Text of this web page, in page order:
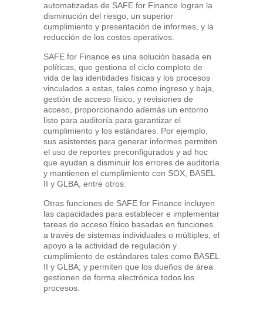
automatizadas de SAFE for Finance logran la
disminución del riesgo, un superior
cumplimiento y presentación de informes, y la
reducción de los costos operativos.
SAFE for Finance es una solución basada en
políticas, que gestiona el ciclo completo de
vida de las identidades físicas y los procesos
vinculados a estas, tales como ingreso y baja,
gestión de acceso físico, y revisiones de
acceso, proporcionando además un entorno
listo para auditoría para garantizar el
cumplimiento y los estándares. Por ejemplo,
sus asistentes para generar informes permiten
el uso de reportes preconfigurados y ad hoc
que ayudan a disminuir los errores de auditoría
y mantienen el cumplimiento con SOX, BASEL
II y GLBA, entre otros.
Otras funciones de SAFE for Finance incluyen
las capacidades para establecer e implementar
tareas de acceso físico basadas en funciones
a través de sistemas individuales o múltiples, el
apoyo a la actividad de regulación y
cumplimiento de estándares tales como BASEL
II y GLBA; y permiten que los dueños de área
gestionen de forma electrónica todos los
procesos.